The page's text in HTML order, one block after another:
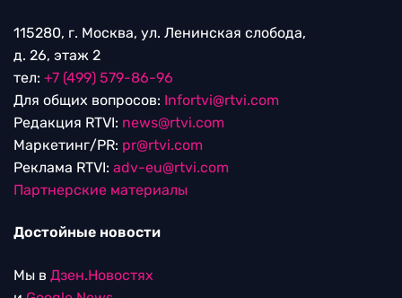
115280, г. Москва, ул. Ленинская слобода,
д. 26, этаж 2
тел: +7 (499) 579-86-96
Для общих вопросов: Infortvi@rtvi.com
Редакция RTVI: news@rtvi.com
Маркетинг/PR: pr@rtvi.com
Реклама RTVI: adv-eu@rtvi.com
Партнерские материалы
Достойные новости
Мы в Дзен.Новостях